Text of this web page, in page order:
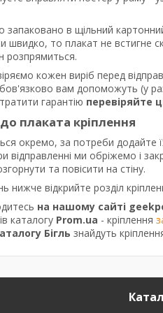
запаковано в щільний
швидко, то плакат не встигне
розпрямиться.
кожен виріб перед
вам допоможуть (у
гарантію перевіряйте
плаката кріплення
окремо, за потреби
відправленні ми обріжемо і
та повісити на стіну.
нижче відкрийте розділ
на нашому сайті
каталогу Prom.ua - кріплення
Бігль знайдуть